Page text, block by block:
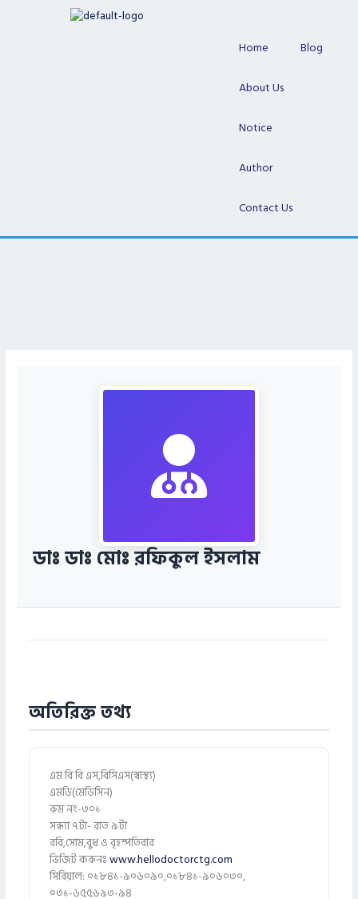
Home Blog
About Us
Notice
Author
Contact Us
ডাঃ ডাঃ মোঃ রফিকুল ইসলাম
অতিরিক্ত তথ্য
এম বি বি এস,বিসিএস(স্বাস্থ্য)
এমডি(মেডিসিন)
রুম নং-৩০১
সন্ধ্যা ৭টা- রাত ৯টা
রবি,সোম,বুধ ও বৃহস্পতিবার
ভিজিট করুনঃwww.hellodoctorctg.com
সিরিয়াল: ০১৮৪১-৯০৬০৯০,০১৮৪১-৯০৬০৩০,
০৩১-৬৫৫৬৯৩-৯৪